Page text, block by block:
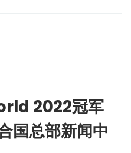
2022冠军
国总部新闻中